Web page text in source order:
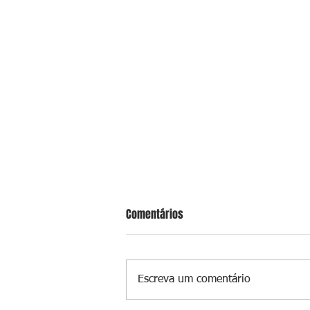
Comentários
Escreva um comentário